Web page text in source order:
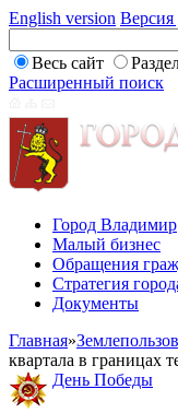
English version Версия
Весь сайт
Расширенный поиск
Город Владимир
Малый бизнес
Обращения
Стратегия
Документы
Главная»
квартала в границах
День Победы